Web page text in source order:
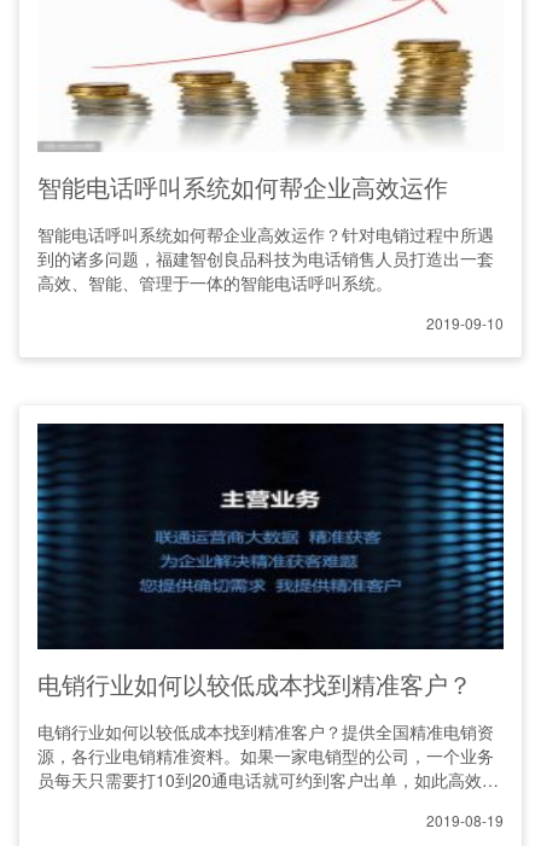
智能电话呼叫系统如何帮企业高效运作
智能电话呼叫系统如何帮企业高效运作？针对电销过程中所遇
到的诸多问题，福建智创良品科技为电话销售人员打造出一套
高效、智能、管理于一体的智能电话呼叫系统。
2019-09-10
电销行业如何以较低成本找到精准客户？
电销行业如何以较低成本找到精准客户？提供全国精准电销资
源，各行业电销精准资料。如果一家电销型的公司，一个业务
员每天只需要打10到20通电话就可约到客户出单，如此高效的
2019-08-19